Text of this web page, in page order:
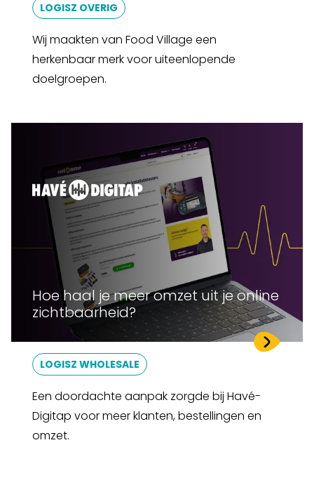
LOGISZ OVERIG
Wij maakten van Food Village een
herkenbaar merk voor uiteenlopende
doelgroepen.
Hoe haal je meer omzet uit je online
zichtbaarheid?
LOGISZ WHOLESALE
Een doordachte aanpak zorgde bij Havé-
Digitap voor meer klanten, bestellingen en
omzet.